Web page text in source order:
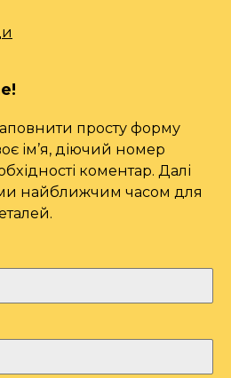
просту форму
ім’я, діючий номер
коментар. Далі
найближчим часом для